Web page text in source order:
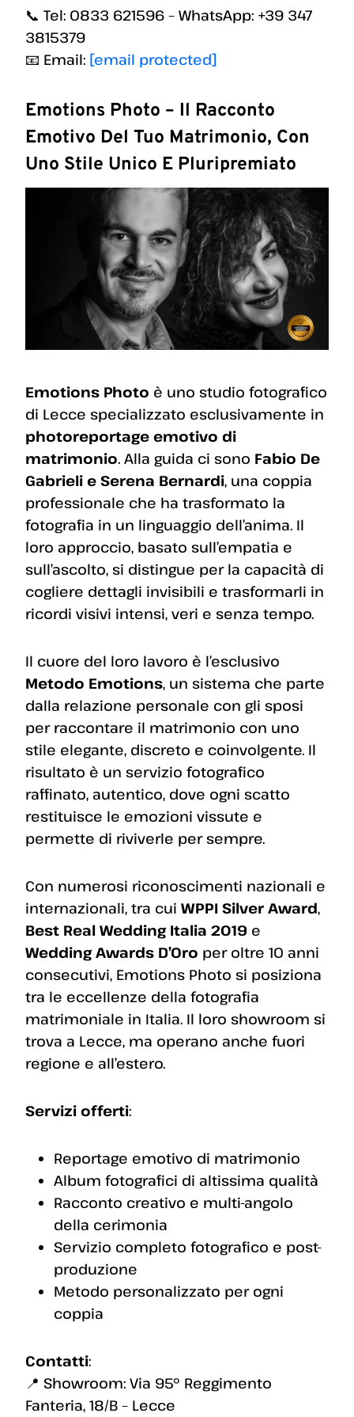
📞 Tel: 0833 621596 – WhatsApp: +39 347
3815379
📧 Email: [email protected]
Emotions Photo – Il Racconto
Emotivo Del Tuo Matrimonio, Con
Uno Stile Unico E Pluripremiato
Emotions Photo è uno studio fotografico
di Lecce specializzato esclusivamente in
photoreportage emotivo di
matrimonio. Alla guida ci sono Fabio De
Gabrieli e Serena Bernardi, una coppia
professionale che ha trasformato la
fotografia in un linguaggio dell’anima. Il
loro approccio, basato sull’empatia e
sull’ascolto, si distingue per la capacità di
cogliere dettagli invisibili e trasformarli in
ricordi visivi intensi, veri e senza tempo.
Il cuore del loro lavoro è l’esclusivo
Metodo Emotions, un sistema che parte
dalla relazione personale con gli sposi
per raccontare il matrimonio con uno
stile elegante, discreto e coinvolgente. Il
risultato è un servizio fotografico
raffinato, autentico, dove ogni scatto
restituisce le emozioni vissute e
permette di riviverle per sempre.
Con numerosi riconoscimenti nazionali e
internazionali, tra cui WPPI Silver Award,
Best Real Wedding Italia 2019 e
Wedding Awards D’Oro per oltre 10 anni
consecutivi, Emotions Photo si posiziona
tra le eccellenze della fotografia
matrimoniale in Italia. Il loro showroom si
trova a Lecce, ma operano anche fuori
regione e all’estero.
Servizi offerti:
Reportage emotivo di matrimonio
Album fotografici di altissima qualità
Racconto creativo e multi-angolo
della cerimonia
Servizio completo fotografico e post-
produzione
Metodo personalizzato per ogni
coppia
Contatti:
📍 Showroom: Via 95° Reggimento
Fanteria, 18/B – Lecce